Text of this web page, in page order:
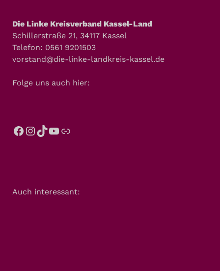
Die Linke Kreisverband Kassel-Land
Schillerstraße 21, 34117 Kassel
Telefon: 0561 9201503
vorstand@die-linke-landkreis-kassel.de
Folge uns auch hier:
Auch interessant: